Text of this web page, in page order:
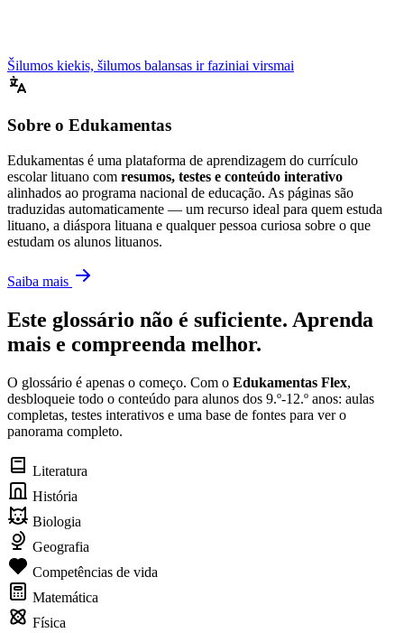
Šilumos kiekis, šilumos balansas ir faziniai virsmai
Sobre o Edukamentas
Edukamentas é uma plataforma de aprendizagem do currículo
escolar lituano com resumos, testes e conteúdo interativo
alinhados ao programa nacional de educação. As páginas são
traduzidas automaticamente — um recurso ideal para quem estuda
lituano, a diáspora lituana e qualquer pessoa curiosa sobre o que
estudam os alunos lituanos.
Saiba mais
Este glossário não é suficiente. Aprenda
mais e compreenda melhor.
O glossário é apenas o começo. Com o Edukamentas Flex,
desbloqueie todo o conteúdo para alunos dos 9.º-12.º anos: aulas
completas, testes interativos e uma base de fontes para ver o
panorama completo.
Literatura
História
Biologia
Geografia
Competências de vida
Matemática
Física